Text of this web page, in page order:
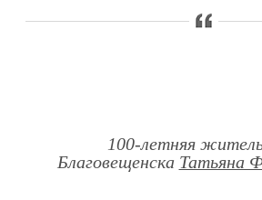
100-летняя
Благовещенска Татьяна